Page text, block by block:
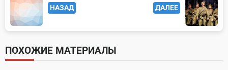
class="nav-
subtitle
screen-
reader-
НАЗАД ДАЛЕЕ
ПОХОЖИЕ МАТЕРИАЛЫ